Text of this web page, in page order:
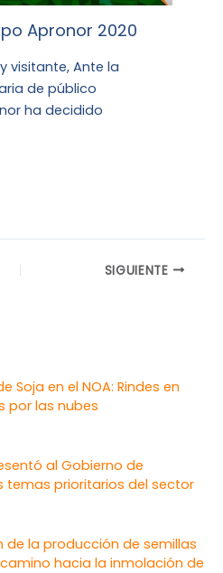
Apronor 2020
visitante, Ante la
de público
ha decidido
SIGUIENTE
Soja en el NOA: Rindes en
por las nubes
al Gobierno de
temas prioritarios del sector
de la producción de semillas
camino hacia la inmolación de